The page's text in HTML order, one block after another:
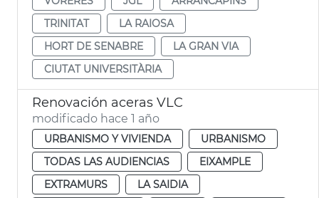
TRINITAT
LA RAIOSA
HORT DE SENABRE
LA GRAN VIA
CIUTAT UNIVERSITÀRIA
Renovación aceras VLC
modificado hace 1 año
URBANISMO Y VIVIENDA
URBANISMO
TODAS LAS AUDIENCIAS
EIXAMPLE
EXTRAMURS
LA SAIDIA